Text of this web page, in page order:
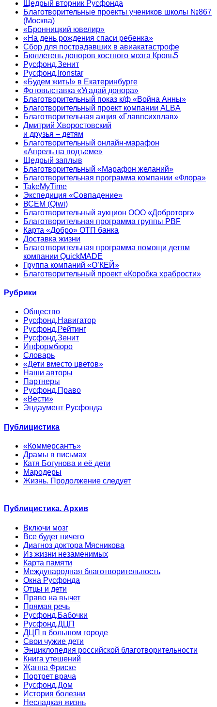
Щедрый вторник Русфонда
Благотворительные проекты учеников школы №867
(Москва)
«Бронницкий ювелир»
«На день рождения спаси ребенка»
Сбор для пострадавших в авиакатастрофе
Бюллетень доноров костного мозга Кровь5
Русфонд.Зенит
Русфонд.Ironstar
«Будем жить!» в Екатеринбурге
Фотовыставка «Угадай донора»
Благотворительный показ к/ф «Война Анны»
Благотворительный проект компании ALBA
Благотворительная акция «Главпсихплав»
Дмитрий Хворостовский
и друзья – детям
Благотворительный онлайн‑марафон
«Апрель на подъеме»
Щедрый заплыв
Благотворительный «Марафон желаний»
Благотворительная программа компании «Флора»
TakeMyTime
Экспедиция «Совпадение»
ВСЕМ (Qiwi)
Благотворительный аукцион ООО «Доброторг»
Благотворительная программа группы PBF
Карта «Добро» ОТП банка
Доставка жизни
Благотворительная программа помощи детям
компании QuickMADE
Группа компаний «О’КЕЙ»
Благотворительный проект «Коробка храбрости»
Рубрики
Общество
Русфонд.Навигатор
Русфонд.Рейтинг
Русфонд.Зенит
Информбюро
Словарь
«Дети вместо цветов»
Наши авторы
Партнеры
Русфонд.Право
«Вести»
Эндаумент Русфонда
Публицистика
«Коммерсантъ»
Драмы в письмах
Катя Богунова и её дети
Мародеры
Жизнь. Продолжение следует
Публицистика. Архив
Включи мозг
Все будет ничего
Диагноз доктора Мясникова
Из жизни незаменимых
Карта памяти
Международная благотворительность
Окна Русфонда
Отцы и дети
Право на вычет
Прямая речь
Русфонд.Бабочки
Русфонд.ДЦП
ДЦП в большом городе
Свои чужие дети
Энциклопедия российской благотворительности
Книга утешений
Жанна Фриске
Портрет врача
Русфонд.Дом
История болезни
Несладкая жизнь